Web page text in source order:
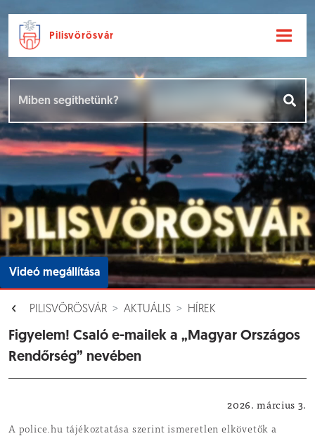
Ugrás a fő tartalomhoz
Pilisvörösvár
Videó megállítása
PILISVÖRÖSVÁR AKTUÁLIS HÍREK
Figyelem! Csaló e-mailek a „Magyar Országos
Rendőrség” nevében
2026. március 3.
A police.hu tájékoztatása szerint ismeretlen elkövetők a
Hírek [
Események []
Dokumentumok [
Aloldalak []